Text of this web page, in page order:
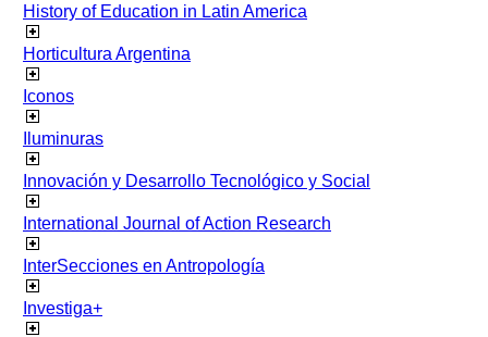
History of Education in Latin America
Horticultura Argentina
Iconos
Iluminuras
Innovación y Desarrollo Tecnológico y Social
International Journal of Action Research
InterSecciones en Antropología
Investiga+